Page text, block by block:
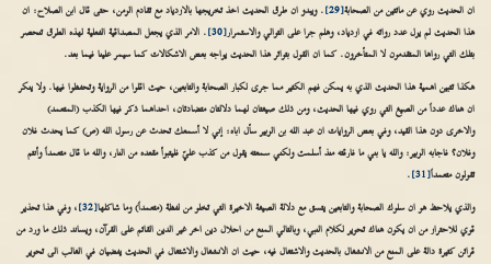
ان الحديث روي عن مائتين من الصحابة[29]
. ويبدو ان طرق الحديث اخذ تخريجها بالازدياد مع تقادم الزمن، حتى قال ابن الصلاح: ان
هذا الحديث لم يزل عدد رواته في ازدياد، وهلم جرا على التوالي والاستمرار[30]
. الامر الذي يجعل المصداقية الفعلية لهذه الطرق تنحصر
بتلك التي رواها المتقدمون لا المتأخرون. كما ان القول بتواتر هذا الحديث يواجه بعض الاشكالات كما سيمر علينا فيما بعد.
هكذا تتبين اهمية هذا الحديث الذي به يمكن فهم الكثير مما جرى لكبار الصحابة والتابعين، حيث اقلوا من الرواية وتحفظوا فيها. ولا ينكر
ان هناك عدداً من الصيغ التي روي فيها الحديث، ومن ذلك صيغتان لهما دلالتان متضادتان، احداهما ذكر فيها الكذب (المتعمد)
والاخرى دون هذا القيد، وفي بعض الروايات ان عبد الله بن الزبير سأل اباه: إني لا أسمعك تحدث عن رسول الله (ص) كما يحدث فلان
وفلان؟ فاجابه الزبير: والله يا بني ما فارقته منذ أسلمت ولكني سمعته يقول من كذب عليّ فليتبوأ مقعده من النار، والله ما قال متعمداً وأنتم
تقولون متعمداً[31]
.
والذي يلاحظ هو ان سلوك الصحابة والتابعين يتسق مع دلالة الصيغة الاخيرة التي تخلو من لفظة (متعمداً) وما شاكلها[32]
، وفي هذا تحذير
قوي للاحتراز من ان يكون هناك تحوير لكلام النبي، وبالتالي المنع من احلال دين اخر غير الدين القائم على القرآن، ويساند ذلك ما ورد من
قرائن كثيرة دالة على المنع من الانشغال بالحديث والاشتغال فيه، حيث ان الانشغال والاشتغال في الحديث يفضيان في الغالب الى تحوير